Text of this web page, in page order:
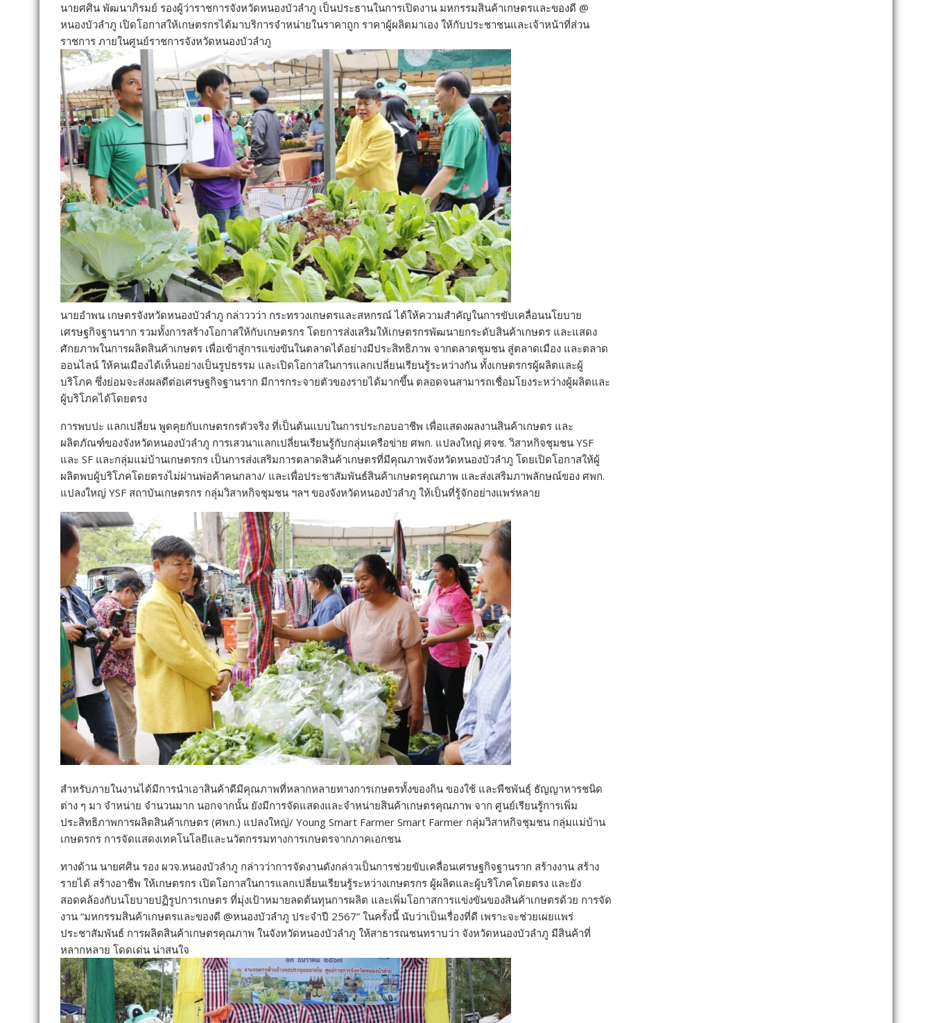
นายศศิน พัฒนาภิรมย์ รองผู้ว่าราชการจังหวัดหนองบัวลำภู เป็นประธานในการเปิดงาน มหกรรมสินค้าเกษตรและของดี @
หนองบัวลำภู เปิดโอกาสให้เกษตรกรได้มาบริการจำหน่ายในราคาถูก ราคาผู้ผลิตมาเอง ให้กับประชาชนและเจ้าหน้าที่ส่วน
ราชการ ภายในศูนย์ราชการจังหวัดหนองบัวลำภู
นายอำพน เกษตรจังหวัดหนองบัวลำภู กล่าววว่า กระทรวงเกษตรและสหกรณ์ ได้ให้ความสำคัญในการขับเคลื่อนนโยบาย
เศรษฐกิจฐานราก รวมทั้งการสร้างโอกาสให้กับเกษตรกร โดยการส่งเสริมให้เกษตรกรพัฒนายกระดับสินค้าเกษตร และแสดง
ศักยภาพในการผลิตสินค้าเกษตร เพื่อเข้าสู่การแข่งขันในตลาดได้อย่างมีประสิทธิภาพ จากตลาดชุมชน สู่ตลาดเมือง และตลาด
ออนไลน์ ให้คนเมืองได้เห็นอย่างเป็นรูปธรรม และเปิดโอกาสในการแลกเปลี่ยนเรียนรู้ระหว่างกัน ทั้งเกษตรกรผู้ผลิตและผู้
บริโภค ซึ่งย่อมจะส่งผลดีต่อเศรษฐกิจฐานราก มีการกระจายตัวของรายได้มากขึ้น ตลอดจนสามารถเชื่อมโยงระหว่างผู้ผลิตและ
ผู้บริโภคได้โดยตรง
การพบปะ แลกเปลี่ยน พูดคุยกับเกษตรกรตัวจริง ที่เป็นต้นแบบในการประกอบอาชีพ เพื่อแสดงผลงานสินค้าเกษตร และ
ผลิตภัณฑ์ของจังหวัดหนองบัวลำภู การเสวนาแลกเปลี่ยนเรียนรู้กับกลุ่มเครือข่าย ศพก. แปลงใหญ่ ศจช. วิสาหกิจชุมชน YSF
และ SF และกลุ่มแม่บ้านเกษตรกร เป็นการส่งเสริมการตลาดสินค้าเกษตรที่มีคุณภาพจังหวัดหนองบัวลำภู โดยเปิดโอกาสให้ผู้
ผลิตพบผู้บริโภคโดยตรงไม่ผ่านพ่อค้าคนกลาง/ และเพื่อประชาสัมพันธ์สินค้าเกษตรคุณภาพ และส่งเสริมภาพลักษณ์ของ ศพก.
แปลงใหญ่ YSF สถาบันเกษตรกร กลุ่มวิสาหกิจชุมชน ฯลฯ ของจังหวัดหนองบัวลำภู ให้เป็นที่รู้จักอย่างแพร่หลาย
สำหรับภายในงานได้มีการนำเอาสินค้าดีมีคุณภาพที่หลากหลายทางการเกษตรทั้งของกิน ของใช้ และพืชพันธุ์ ธัญญาหารชนิด
ต่าง ๆ มา จำหน่าย จำนวนมาก นอกจากนั้น ยังมีการจัดแสดงและจำหน่ายสินค้าเกษตรคุณภาพ จาก ศูนย์เรียนรู้การเพิ่ม
ประสิทธิภาพการผลิตสินค้าเกษตร (ศพก.) แปลงใหญ่/ Young Smart Farmer Smart Farmer กลุ่มวิสาหกิจชุมชน กลุ่มแม่บ้าน
เกษตรกร การจัดแสดงเทคโนโลยีและนวัตกรรมทางการเกษตรจากภาคเอกชน
ทางด้าน นายศศิน รอง ผวจ.หนองบัวลำภู กล่าวว่าการจัดงานดังกล่าวเป็นการช่วยขับเคลื่อนเศรษฐกิจฐานราก สร้างงาน สร้าง
รายได้ สร้างอาชีพ ให้เกษตรกร เปิดโอกาสในการแลกเปลี่ยนเรียนรู้ระหว่างเกษตรกร ผู้ผลิตและผู้บริโภคโดยตรง และยัง
สอดคล้องกับนโยบายปฏิรูปการเกษตร ที่มุ่งเป้าหมายลดต้นทุนการผลิต และเพิ่มโอกาสการแข่งขันของสินค้าเกษตรด้วย การจัด
งาน “มหกรรมสินค้าเกษตรและของดี @หนองบัวลำภู ประจำปี 2567” ในครั้งนี้ นับว่าเป็นเรื่องที่ดี เพราะจะช่วยเผยแพร่
ประชาสัมพันธ์ การผลิตสินค้าเกษตรคุณภาพ ในจังหวัดหนองบัวลำภู ให้สาธารณชนทราบว่า จังหวัดหนองบัวลำภู มีสินค้าที่
หลากหลาย โดดเด่น น่าสนใจ